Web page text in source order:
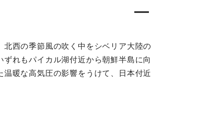
西の季節風の吹く中をシベリア大陸の
れもパイカル湖付近から朝鮮半島に向
暖な高気圧の影響をうけて、日本付近